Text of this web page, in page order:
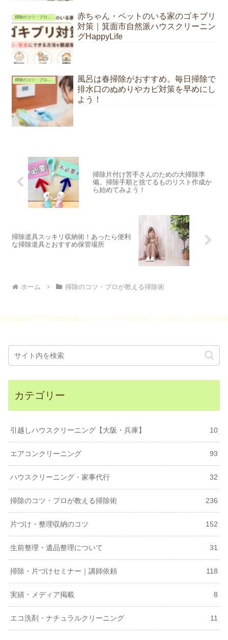
掃除のコツ・プロが教える掃除術
赤ちゃん・ペットのいる家のゴキブリ
対策｜箕面市自然派ハウスクリーニン
グHappyLife
掃除のコツ・プロが教える掃除術
風呂は春掃除がおすすめ。毎日掃除で
排水口のぬめりやカビ対策を早めにし
よう！
掃除片付け苦手さんのための大掃除準
備。掃除手順と捨てるものリスト作成か
ら始めてみよう！
掃除道具スッキリ収納術！あったら便利
な掃除道具とおすすめ保管場所
ホーム 掃除のコツ・プロが教える掃除術
カテゴリー
引越しハウスクリーニング【大阪・兵庫】 10
エアコンクリーニング 93
ハウスクリーニング・家事代行 32
掃除のコツ・プロが教える掃除術 236
片づけ・整理収納のコツ 152
生前整理・遺品整理について 31
掃除・片づけセミナー｜講師依頼 118
実績・メディア掲載 8
エコ洗剤・ナチュラルクリーニング 11